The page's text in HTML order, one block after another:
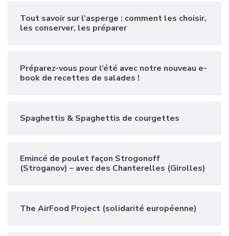
Tout savoir sur l’asperge : comment les choisir,
les conserver, les préparer
Préparez-vous pour l’été avec notre nouveau e-
book de recettes de salades !
Spaghettis & Spaghettis de courgettes
Emincé de poulet façon Strogonoff
(Stroganov) – avec des Chanterelles (Girolles)
The AirFood Project (solidarité européenne)